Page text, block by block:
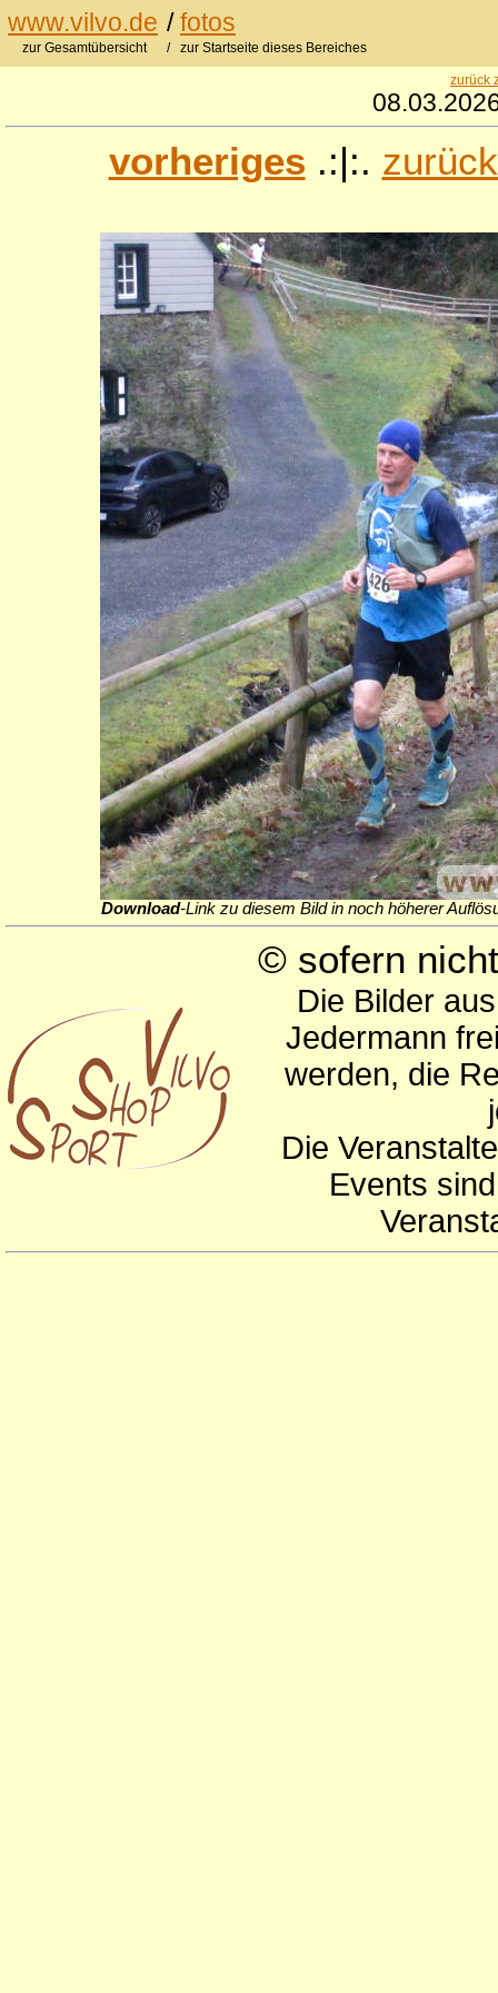
www.vilvo.de /fotos
zur Gesamtübersicht / zur Startseite dieses Bereiches
zurück
vorheriges .:|:.
Download-Link zu diesem Bild in noch höherer
© sofern
Die Bilder
Jedermann
werden, die
Die
Events